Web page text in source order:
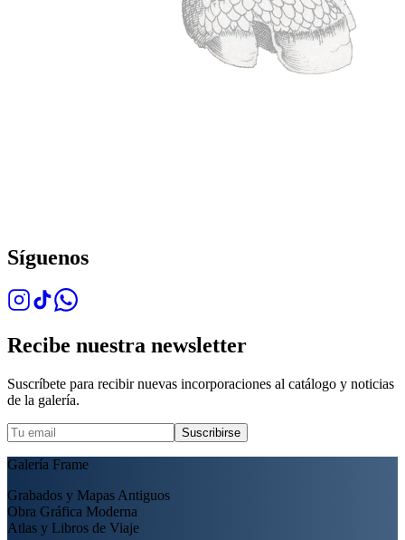
Síguenos
Recibe nuestra newsletter
Suscríbete para recibir nuevas incorporaciones al catálogo y noticias
de la galería.
Suscribirse
Galería Frame
Grabados y Mapas Antiguos
Obra Gráfica Moderna
Atlas y Libros de Viaje